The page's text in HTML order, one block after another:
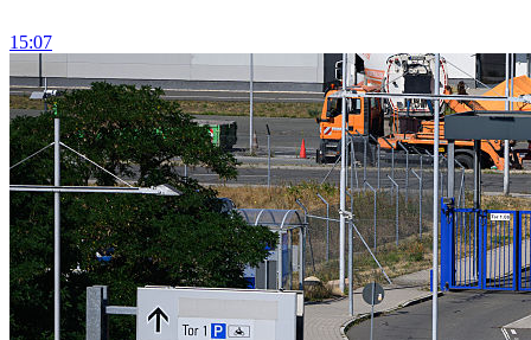
15:07